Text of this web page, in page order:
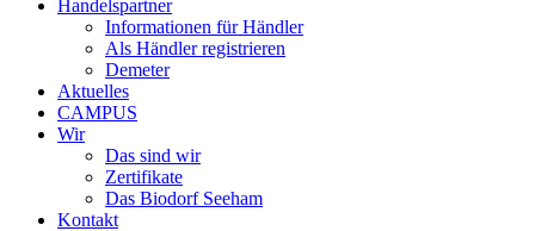
Handelspartner
Informationen für Händler
Als Händler registrieren
Demeter
Aktuelles
CAMPUS
Wir
Das sind wir
Zertifikate
Das Biodorf Seeham
Kontakt